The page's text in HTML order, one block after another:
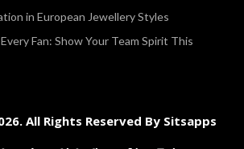
in European Jewellery Styles
Fan: Show Your Team Spirit This
All Rights Reserved By Sitsapps